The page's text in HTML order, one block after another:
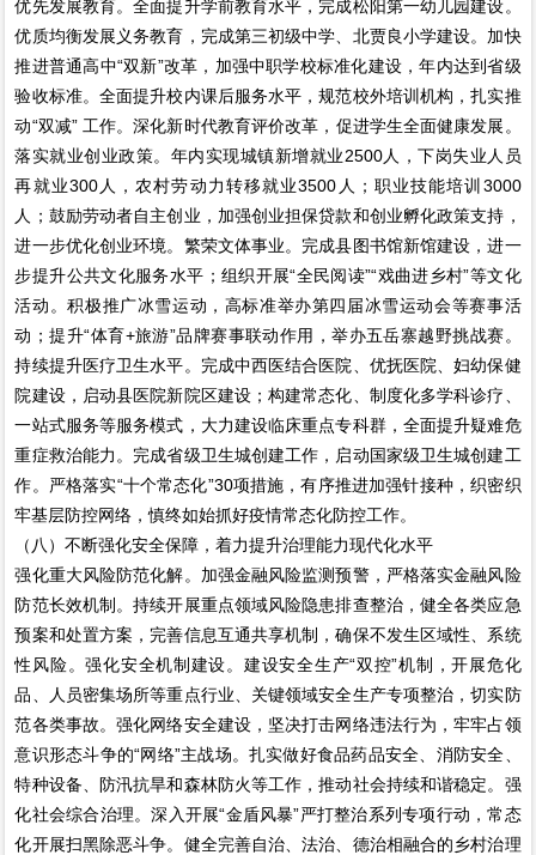
优先发展教育。全面提升学前教育水平，完成松阳第一幼儿园建设。
优质均衡发展义务教育，完成第三初级中学、北贾良小学建设。加快
推进普通高中“双新”改革，加强中职学校标准化建设，年内达到省级
验收标准。全面提升校内课后服务水平，规范校外培训机构，扎实推
动“双减” 工作。深化新时代教育评价改革，促进学生全面健康发展。
落实就业创业政策。年内实现城镇新增就业2500人，下岗失业人员
再就业300人，农村劳动力转移就业3500人；职业技能培训3000
人；鼓励劳动者自主创业，加强创业担保贷款和创业孵化政策支持，
进一步优化创业环境。繁荣文体事业。完成县图书馆新馆建设，进一
步提升公共文化服务水平；组织开展“全民阅读”“戏曲进乡村”等文化
活动。积极推广冰雪运动，高标准举办第四届冰雪运动会等赛事活
动；提升“体育+旅游”品牌赛事联动作用，举办五岳寨越野挑战赛。
持续提升医疗卫生水平。完成中西医结合医院、优抚医院、妇幼保健
院建设，启动县医院新院区建设；构建常态化、制度化多学科诊疗、
一站式服务等服务模式，大力建设临床重点专科群，全面提升疑难危
重症救治能力。完成省级卫生城创建工作，启动国家级卫生城创建工
作。严格落实“十个常态化”30项措施，有序推进加强针接种，织密织
牢基层防控网络，慎终如始抓好疫情常态化防控工作。
（八）不断强化安全保障，着力提升治理能力现代化水平
强化重大风险防范化解。加强金融风险监测预警，严格落实金融风险
防范长效机制。持续开展重点领域风险隐患排查整治，健全各类应急
预案和处置方案，完善信息互通共享机制，确保不发生区域性、系统
性风险。强化安全机制建设。建设安全生产“双控”机制，开展危化
品、人员密集场所等重点行业、关键领域安全生产专项整治，切实防
范各类事故。强化网络安全建设，坚决打击网络违法行为，牢牢占领
意识形态斗争的“网络”主战场。扎实做好食品药品安全、消防安全、
特种设备、防汛抗旱和森林防火等工作，推动社会持续和谐稳定。强
化社会综合治理。深入开展“金盾风暴”严打整治系列专项行动，常态
化开展扫黑除恶斗争。健全完善自治、法治、德治相融合的乡村治理